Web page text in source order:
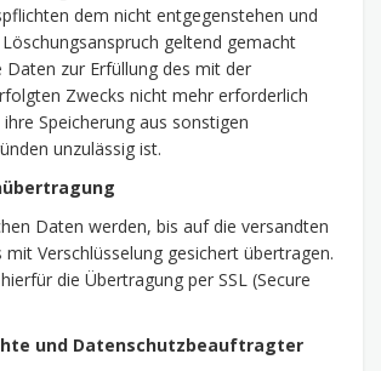
dem nicht entgegenstehen und
geltend gemacht
zur Erfüllung des mit der
Zwecks nicht mehr erforderlich
Speicherung aus sonstigen
unzulässig ist.
Daten werden, bis auf die versandten
mit Verschlüsselung gesichert übertragen.
die Übertragung per SSL (Secure
und Datenschutzbeauftragter